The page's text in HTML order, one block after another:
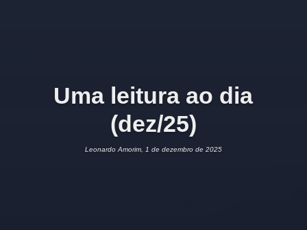
Uma leitura ao dia
(dez/25)
Leonardo Amorim, 1 de dezembro de 2025